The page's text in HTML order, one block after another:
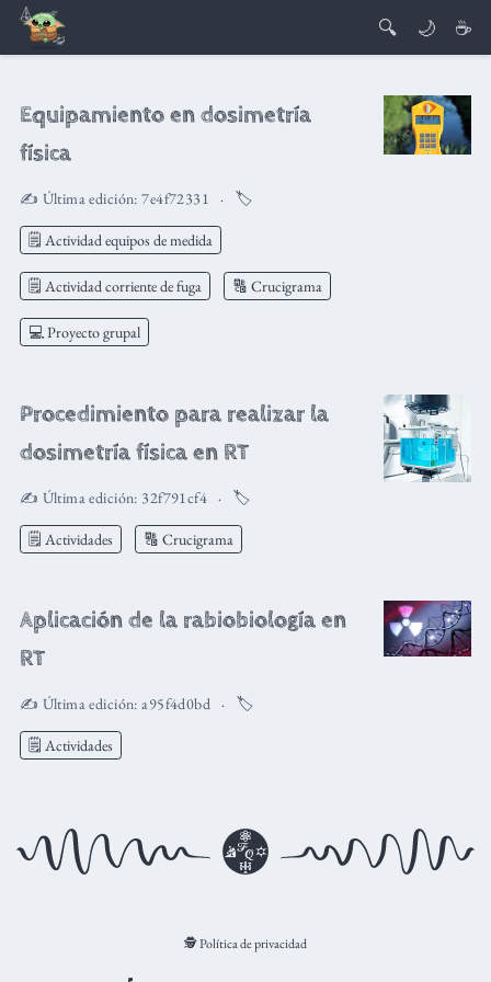
🔍 🌙 ☕
Equipamiento en dosimetría
física
✍️ Última edición:7e4f72331 🏷️
🗒️ Actividad equipos de medida
🗒️ Actividad corriente de fuga 🔠 Crucigrama
💻 Proyecto grupal
Procedimiento para realizar la
dosimetría física en RT
✍️ Última edición: 32f791cf4 🏷️
🗒️ Actividades 🔠 Crucigrama
Aplicación de la rabiobiología en
RT
✍️ Última edición:a95f4d0bd 🏷️
🗒️ Actividades
🕵️ Política de privacidad